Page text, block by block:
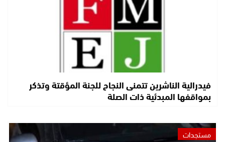
فيدرالية الناشرين تتمنى النجاح للجنة المؤقتة وتذكر
بمواقفها المبدئية ذات الصلة
مستجدات